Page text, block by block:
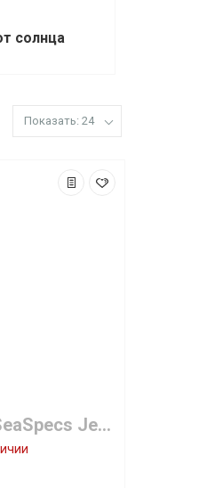
солнца
Показать: 24
Очки SeaSpecs Jet Specs